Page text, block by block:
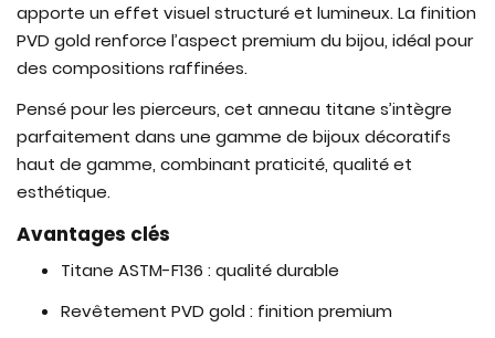
apporte un effet visuel structuré et lumineux. La finition
PVD gold renforce l’aspect premium du bijou, idéal pour
des compositions raffinées.
Pensé pour les pierceurs, cet anneau titane s’intègre
parfaitement dans une gamme de bijoux décoratifs
haut de gamme, combinant praticité, qualité et
esthétique.
Avantages clés
Titane ASTM-F136 : qualité durable
Revêtement PVD gold : finition premium